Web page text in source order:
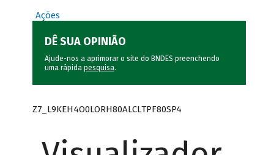
Ações
DÊ SUA OPINIÃO
Ajude-nos a aprimorar o site do BNDES preenchendo
uma rápida pesquisa.
Z7_L9KEH4O0LORH80ALCLTPF80SP4